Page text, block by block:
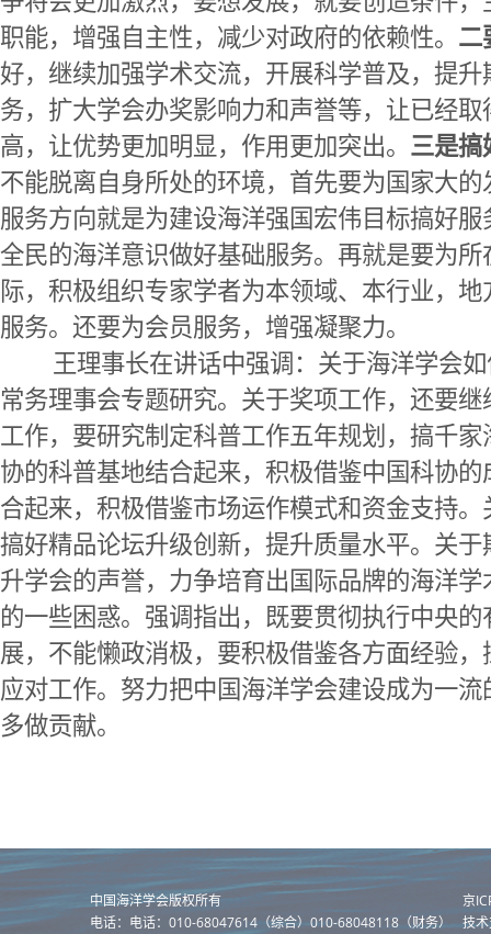
职能，增强自主性，减少对政府的依赖性。 二
好，继续加强学术交流，开展科学普及，提
务，扩大学会办奖影响力和声誉等，让已经
高，让优势更加明显，作用更加突出。 三是搞
不能脱离自身所处的环境，首先要为国家大
服务方向就是为建设海洋强国宏伟目标搞好
全民的海洋意识做好基础服务。再就是要为
际，积极组织专家学者为本领域、本行业，
服务。还要为会员服务，增强凝聚力。
王理事长在讲话中强调：关于海洋学会如
常务理事会专题研究。关于奖项工作，还要
工作，要研究制定科普工作五年规划，搞千
协的科普基地结合起来，积极借鉴中国科协
合起来，积极借鉴市场运作模式和资金支持
搞好精品论坛升级创新，提升质量水平。关
升学会的声誉，力争培育出国际品牌的海洋
的一些困惑。强调指出，既要贯彻执行中央
展，不能懒政消极，要积极借鉴各方面经验
应对工作。努力把中国海洋学会建设成为一
多做贡献。
中国海洋学会版权所有
电话：电话：010-68047614（综合）010-68048118（财务）
京
技